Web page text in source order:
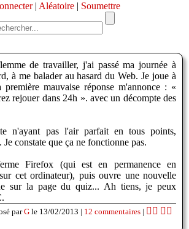
| Aléatoire | Soumettre
de travailler, j'ai passé ma journée à
à me balader au hasard du Web. Je joue à
mauvaise réponse m'annonce : «
rejouer dans 24h ». avec un décompte des
n'ayant pas l'air parfait en tous points,
Je constate que ça ne fonctionne pas.
Firefox (qui est en permanence en
cet ordinateur), puis ouvre une nouvelle
sur la page du quiz... Ah tiens, je peux
parG le 13/02/2013 | 12 commentaires | 👍🏽 👎🏽